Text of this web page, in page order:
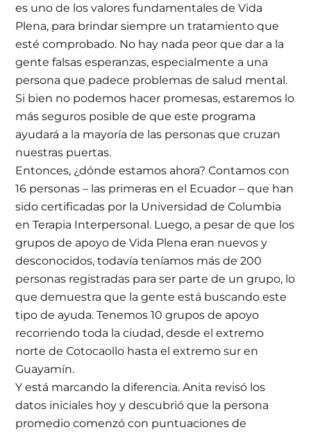
es uno de los valores fundamentales de Vida
Plena, para brindar siempre un tratamiento que
esté comprobado. No hay nada peor que dar a la
gente falsas esperanzas, especialmente a una
persona que padece problemas de salud mental.
Si bien no podemos hacer promesas, estaremos lo
más seguros posible de que este programa
ayudará a la mayoría de las personas que cruzan
nuestras puertas.
Entonces, ¿dónde estamos ahora? Contamos con
16 personas – las primeras en el Ecuador – que han
sido certificadas por la Universidad de Columbia
en Terapia Interpersonal. Luego, a pesar de que los
grupos de apoyo de Vida Plena eran nuevos y
desconocidos, todavía teníamos más de 200
personas registradas para ser parte de un grupo, lo
que demuestra que la gente está buscando este
tipo de ayuda. Tenemos 10 grupos de apoyo
recorriendo toda la ciudad, desde el extremo
norte de Cotocaollo hasta el extremo sur en
Guayamín.
Y está marcando la diferencia. Anita revisó los
datos iniciales hoy y descubrió que la persona
promedio comenzó con puntuaciones de